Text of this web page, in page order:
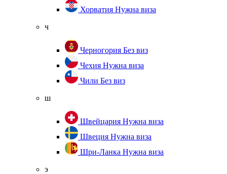
Хорватия Нужна виза
ч
Черногория Без виз
Чехия Нужна виза
Чили Без виз
ш
Швейцария Нужна виза
Швеция Нужна виза
Шри-Ланка Нужна виза
э